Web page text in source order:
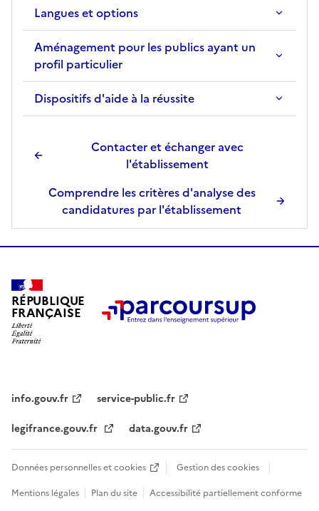
Langues et options
Aménagement pour les publics ayant un
profil particulier
Dispositifs d'aide à la réussite
Contacter et échanger avec
l'établissement
Comprendre les critères d'analyse des
candidatures par l'établissement
RÉPUBLIQUE
FRANÇAISE
info.gouv.fr
service-public.fr
legifrance.gouv.fr
data.gouv.fr
Données personnelles et cookies
Gestion des cookies
Mentions légales
Plan du site Accessibilité partiellement conforme